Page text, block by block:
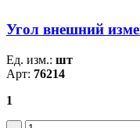
Угол внешний
Ед. изм.: шт
Арт: 76214
1